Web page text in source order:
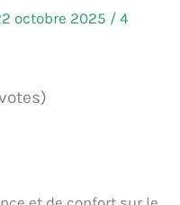
octobre 2025 / 4